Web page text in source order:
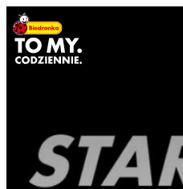
Główne logo